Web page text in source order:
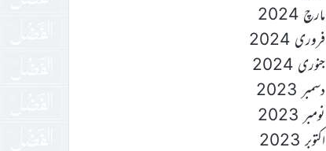
مارچ 2024
فروری 2024
جنوری 2024
دسمبر 2023
نومبر 2023
اکتوبر 2023